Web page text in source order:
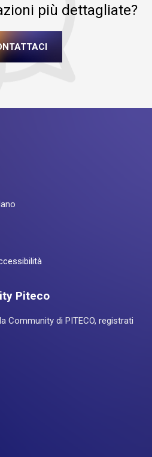
più dettagliate?
Piteco
Community di PITECO, registrati